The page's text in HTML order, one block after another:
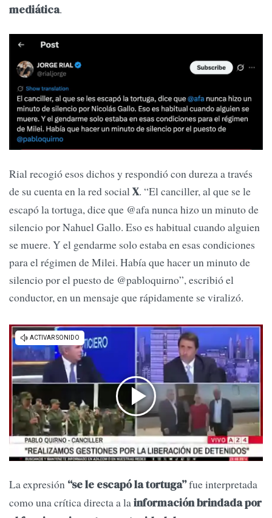
mediática.
Rial recogió esos dichos y respondió con dureza a través
de su cuenta en la red socialX. “El canciller, al que se le
escapó la tortuga, dice que @afa nunca hizo un minuto de
silencio por Nahuel Gallo. Eso es habitual cuando alguien
se muere. Y el gendarme solo estaba en esas condiciones
para el régimen de Milei. Había que hacer un minuto de
silencio por el puesto de @pabloquirno”, escribió el
conductor, en un mensaje que rápidamente se viralizó.
La expresión “se le escapó la tortuga”fue interpretada
como una crítica directa a lainformación brindada por